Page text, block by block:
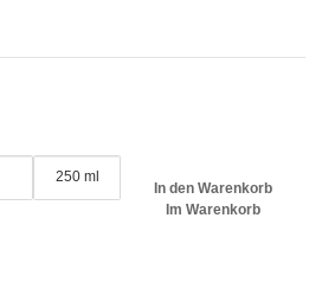
250 ml
In den Warenkorb
Im Warenkorb